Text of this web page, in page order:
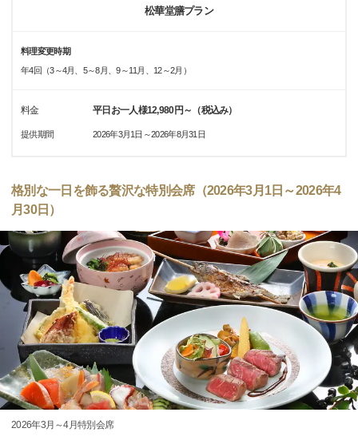
松華堂膳プラン
料理変更時期
年4回（3～4月、5～8月、9～11月、12～2月）
料金 平日お一人様12,980円～（税込み）
提供期間 2026年3月1日～2026年8月31日
格別な一日を飾る贅沢な特別会席（2026年3月1日～2026年4
月30日）
2026年3月～4月特別会席